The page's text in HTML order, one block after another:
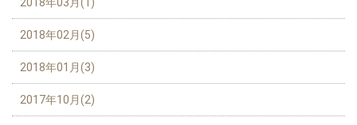
2018年02月(5)
2018年01月(3)
2017年10月(2)